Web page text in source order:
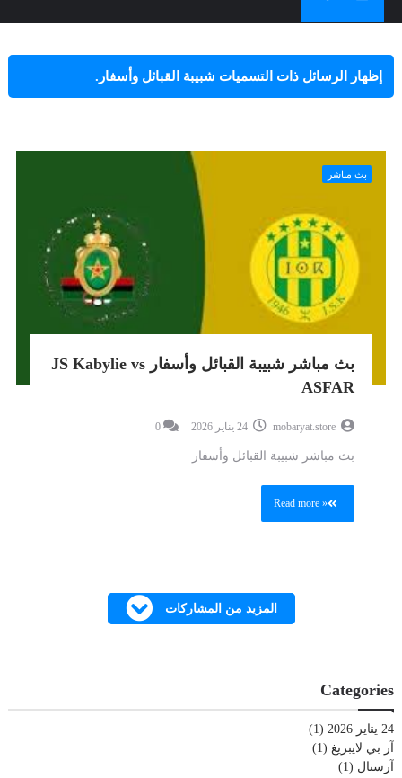
‏إظهار الرسائل ذات التسميات شبيبة القبائل وأسفار .
بث مباشر
بث مباشر شبيبة القبائل وأسفار JS Kabylie vs
ASFAR
mobaryat.store
0
بث مباشر شبيبة القبائل وأسفار
Read more »
المزيد من المشاركات
Categories
24 يناير 2026
(1)
آر بي لايبزيغ (1)
آرسنال (1)